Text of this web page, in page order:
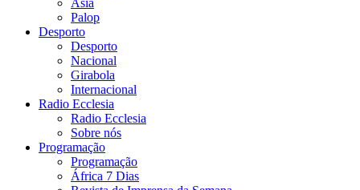
Asia
Palop
Desporto
Desporto
Nacional
Girabola
Internacional
Radio Ecclesia
Radio Ecclesia
Sobre nós
Programação
Programação
África 7 Dias